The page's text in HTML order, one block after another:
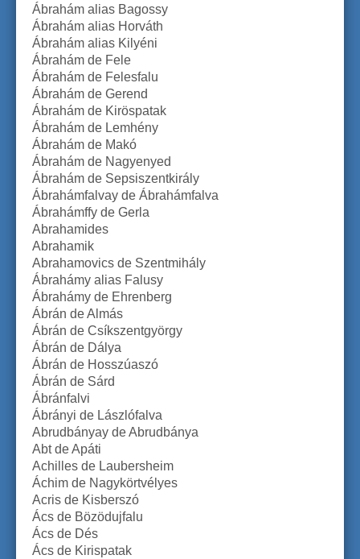
Ábrahám alias Bagossy
Ábrahám alias Horváth
Ábrahám alias Kilyéni
Ábrahám de Fele
Ábrahám de Felesfalu
Ábrahám de Gerend
Ábrahám de Kiröspatak
Ábrahám de Lemhény
Ábrahám de Makó
Ábrahám de Nagyenyed
Ábrahám de Sepsiszentkirály
Ábrahámfalvay de Ábrahámfalva
Ábrahámffy de Gerla
Abrahamides
Abrahamik
Abrahamovics de Szentmihály
Ábrahámy alias Falusy
Ábrahámy de Ehrenberg
Ábrán de Almás
Ábrán de Csíkszentgyörgy
Ábrán de Dálya
Ábrán de Hosszúaszó
Ábrán de Sárd
Ábránfalvi
Ábrányi de Lászlófalva
Abrudbányay de Abrudbánya
Abt de Apáti
Achilles de Laubersheim
Áchim de Nagykörtvélyes
Acris de Kisberszó
Ács de Bözödujfalu
Ács de Dés
Ács de Kirispatak